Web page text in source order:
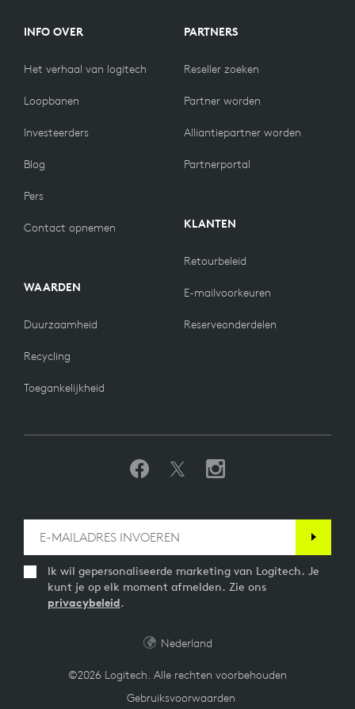
INFO OVER
Het verhaal van logitech
Loopbanen
Investeerders
Blog
Pers
Contact opnemen
WAARDEN
Duurzaamheid
Recycling
Toegankelijkheid
PARTNERS
Reseller zoeken
Partner worden
Alliantiepartner worden
Partnerportal
KLANTEN
Retourbeleid
E-mailvoorkeuren
Reserveonderdelen
Ik wil gepersonaliseerde marketing van Logitech. Je
kunt je op elk moment afmelden. Zie ons
privacybeleid.
©2026 Logitech. Alle rechten voorbehouden
Gebruiksvoorwaarden
Nederland